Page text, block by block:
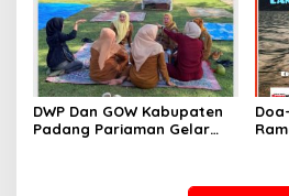
DWP Dan GOW Kabupaten
Padang Pariaman Gelar